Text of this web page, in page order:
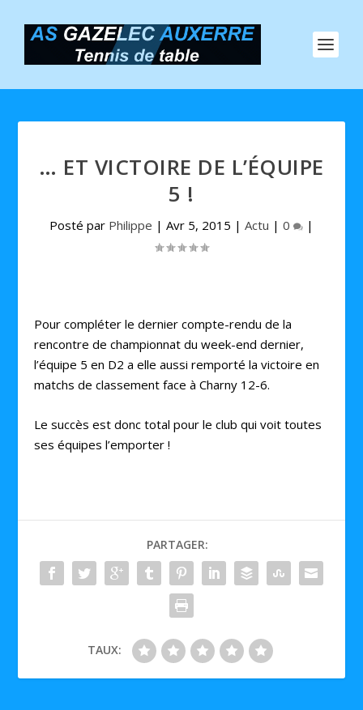
… ET VICTOIRE DE L’ÉQUIPE
5 !
Posté par Philippe | Avr 5, 2015 | Actu | 0 |
Pour compléter le dernier compte-rendu de la
rencontre de championnat du week-end dernier,
l’équipe 5 en D2 a elle aussi remporté la victoire en
matchs de classement face à Charny 12-6.
Le succès est donc total pour le club qui voit toutes
ses équipes l’emporter !
PARTAGER:
TAUX: